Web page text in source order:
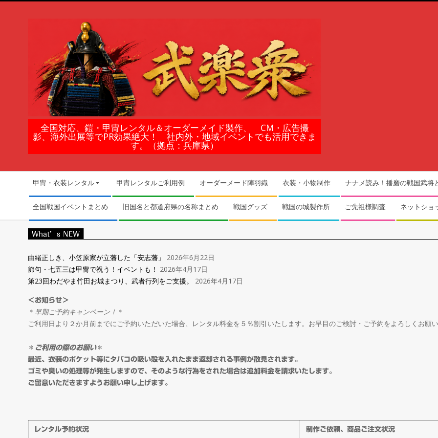
鎧
甲
冑
の
レ
ン
タ
ル
＆
オ
ー
ダ
全国対応、鎧・甲冑レンタル＆オーダーメイド製作、 CM・広告撮
影、海外出展等でPR効果絶大！ 社内外・地域イベントでも活用できま
す。（拠点：兵庫県）
Navigation
Menu
甲冑・衣装レンタル 甲冑レンタルご利用例 オーダーメード陣羽織 衣装・小物制作 ナナメ読み！播磨の戦国武将
全国戦国イベントまとめ 旧国名と都道府県の名称まとめ 戦国グッズ 戦国の城製作所 ご先祖様調査 ネットショ
What’s NEW
由緒正しき、小笠原家が立藩した「安志藩」
2026年6月22日
節句・七五三は甲冑で祝う！イベントも！ 2026年4月17日
第23回わだやま竹田お城まつり、武者行列をご支援。
2026年4月17日
＜お知らせ＞
＊ 早期ご予約キャンペーン！ ＊
ご利用日より２か月前までにご予約いただいた場合、レンタル料金を５％割引いたします。お早目のご検討・ご予約をよろしくお願い
＊ ご利用の際のお願い＊
最近、衣装のポケット等にタバコの吸い殻を入れたまま返却される事例が散見されます。
ゴミや臭いの処理等が発生しますので、そのような行為をされた場合は追加料金を請求いたします。
ご留意いただきますようお願い申し上げます。
レンタル予約状況 制作ご依頼、商品ご注文状況